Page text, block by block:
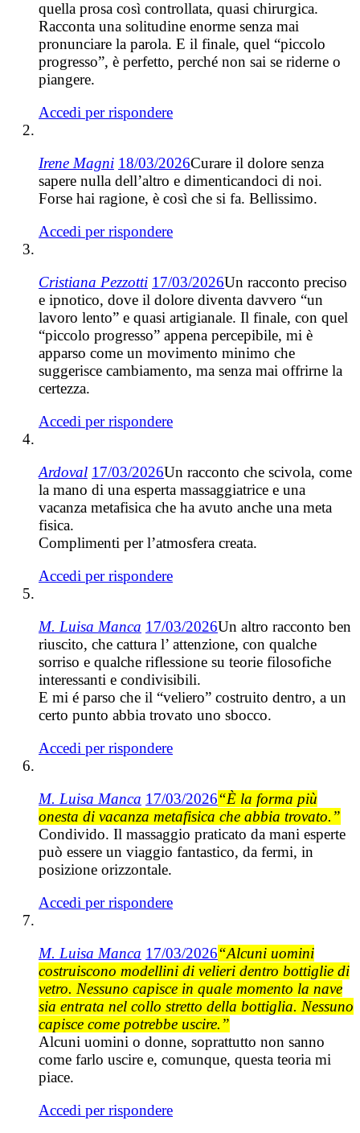
quella prosa così controllata, quasi chirurgica.
Racconta una solitudine enorme senza mai
pronunciare la parola. E il finale, quel “piccolo
progresso”, è perfetto, perché non sai se riderne o
piangere.
Accedi per rispondere
Irene Magni 18/03/2026Curare il dolore senza
sapere nulla dell’altro e dimenticandoci di noi.
Forse hai ragione, è così che si fa. Bellissimo.
Accedi per rispondere
Cristiana Pezzotti 17/03/2026Un racconto preciso
e ipnotico, dove il dolore diventa davvero “un
lavoro lento” e quasi artigianale. Il finale, con quel
“piccolo progresso” appena percepibile, mi è
apparso come un movimento minimo che
suggerisce cambiamento, ma senza mai offrirne la
certezza.
Accedi per rispondere
Ardoval 17/03/2026Un racconto che scivola, come
la mano di una esperta massaggiatrice e una
vacanza metafisica che ha avuto anche una meta
fisica.
Complimenti per l’atmosfera creata.
Accedi per rispondere
M. Luisa Manca 17/03/2026Un altro racconto ben
riuscito, che cattura l’ attenzione, con qualche
sorriso e qualche riflessione su teorie filosofiche
interessanti e condivisibili.
E mi é parso che il “veliero” costruito dentro, a un
certo punto abbia trovato uno sbocco.
Accedi per rispondere
M. Luisa Manca 17/03/2026“È la forma più
onesta di vacanza metafisica che abbia trovato.”
Condivido. Il massaggio praticato da mani esperte
può essere un viaggio fantastico, da fermi, in
posizione orizzontale.
Accedi per rispondere
M. Luisa Manca 17/03/2026“Alcuni uomini
costruiscono modellini di velieri dentro bottiglie di
vetro. Nessuno capisce in quale momento la nave
sia entrata nel collo stretto della bottiglia. Nessuno
capisce come potrebbe uscire.”
Alcuni uomini o donne, soprattutto non sanno
come farlo uscire e, comunque, questa teoria mi
piace.
Accedi per rispondere